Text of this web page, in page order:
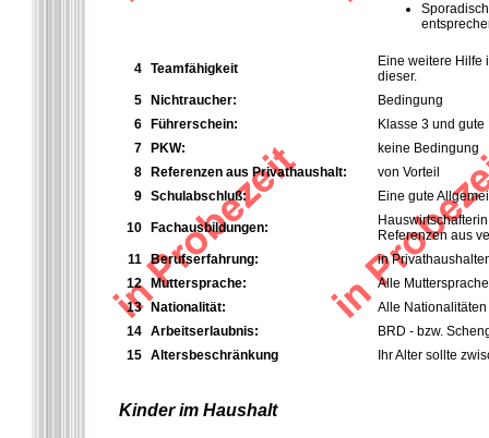
4 Teamfähigkeit
Eine weitere Hilfe
dieser.
5
Nichtraucher:
Bedingung
6
Führerschein:
Klasse 3 und
7
PKW:
keine Bedingung
8
Referenzen aus Privathaushalt:
von Vorteil
9 Schulabschluß: Eine gute
10 Fachausbildungen:
Referenzen aus
11 Berufserfahrung:
in
12
Muttersprache:
Alle
13
Nationalität:
Alle
14 Arbeitserlaubnis:
BRD - bzw.
15 Altersbeschränkung Ihr Alter sollte
Kinder im Haushalt